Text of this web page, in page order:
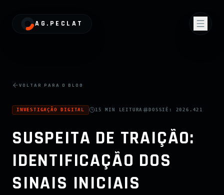
AG.PECLAT
VOLTAR PARA O BLOG
INVESTIGAÇÃO DIGITAL 15 MIN LEITURA DOSSIÊ: 2026.421
SUSPEITA DE TRAIÇÃO:
IDENTIFICAÇÃO DOS
SINAIS INICIAIS